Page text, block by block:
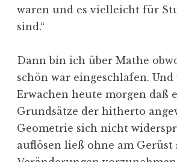
waren und es vielleicht für
sind.“
Dann bin ich über Mathe
schön war eingeschlafen.
Erwachen heute morgen daß
Grundsätze der hitherto
Geometrie sich nicht
auflösen ließ ohne am Gerüst